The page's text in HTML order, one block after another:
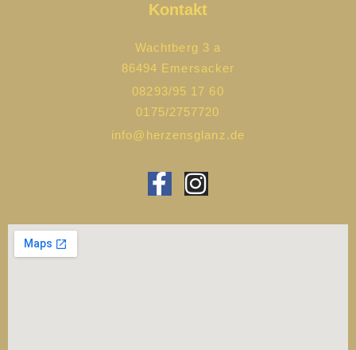
Kontakt
Wachtberg 3 a
86494 Emersacker
08293/95 17 60
0175/2757720
info@herzensglanz.de